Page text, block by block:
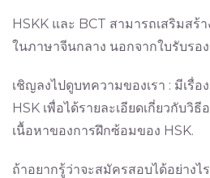
HSKK และ BCT สามารถเสริมส
ในภาษาจีนกลาง นอกจากใบรับรอ
เชิญลงไปดูบทความของเรา : มี​เรื่อ
HSK เพื่อได้รายละเอียดเกี่ยวกับวิ
เนื้อหาของการฝึกซ้อมของ HSK.
ถ้าอยากรู้ว่าจะสมัครสอบได้อย่าง